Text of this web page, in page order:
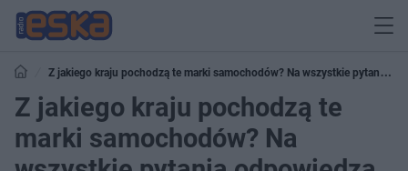
Z jakiego kraju pochodzą te marki samochodów? Na wszystkie pytania
odpowiedzą tylko eksperci! [QUIZ]
Z jakiego kraju pochodzą te
marki samochodów? Na